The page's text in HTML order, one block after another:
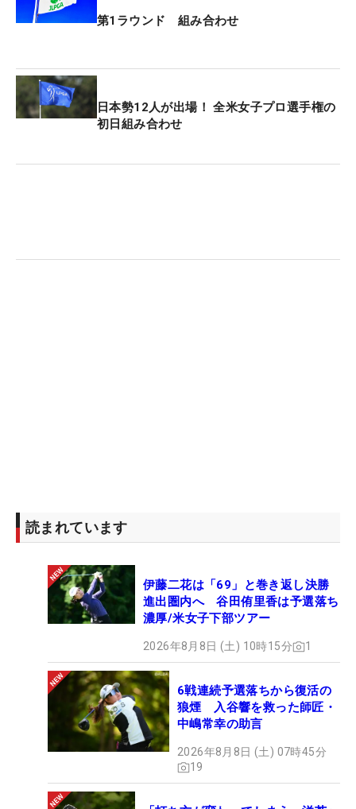
ョンになる。山路も「もちろんです（笑）」と、や
はり気合が入っている様子だ。直近5試合は予選落
19位で突破し中盤戦の出場にも何も問題はなし。何
よりも“一発”が魅力の選手ということもあり、新た
なギアが再び流れを戻すきっかけになるかもしれな
第1ラウンド 組み合わせ
日本勢12人が出場！ 全米女子プロ選手権の
初日組み合わせ
読まれています
伊藤二花は「69」と巻き返し決勝
進出圏内へ 谷田侑里香は予選落ち
濃厚/米女子下部ツアー
2026年8月8日 (土) 10時15分 1
6戦連続予選落ちから復活の
狼煙 入谷響を救った師匠・
中嶋常幸の助言
2026年8月8日 (土) 07時45分
19